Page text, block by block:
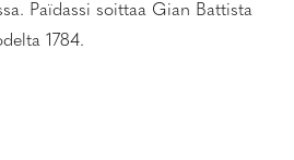
Païdassi soittaa Gian Battista
1784.